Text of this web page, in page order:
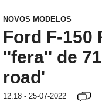
NOVOS MODELOS
Ford F-150
''fera'' de
road'
12:18 - 25-07-2022